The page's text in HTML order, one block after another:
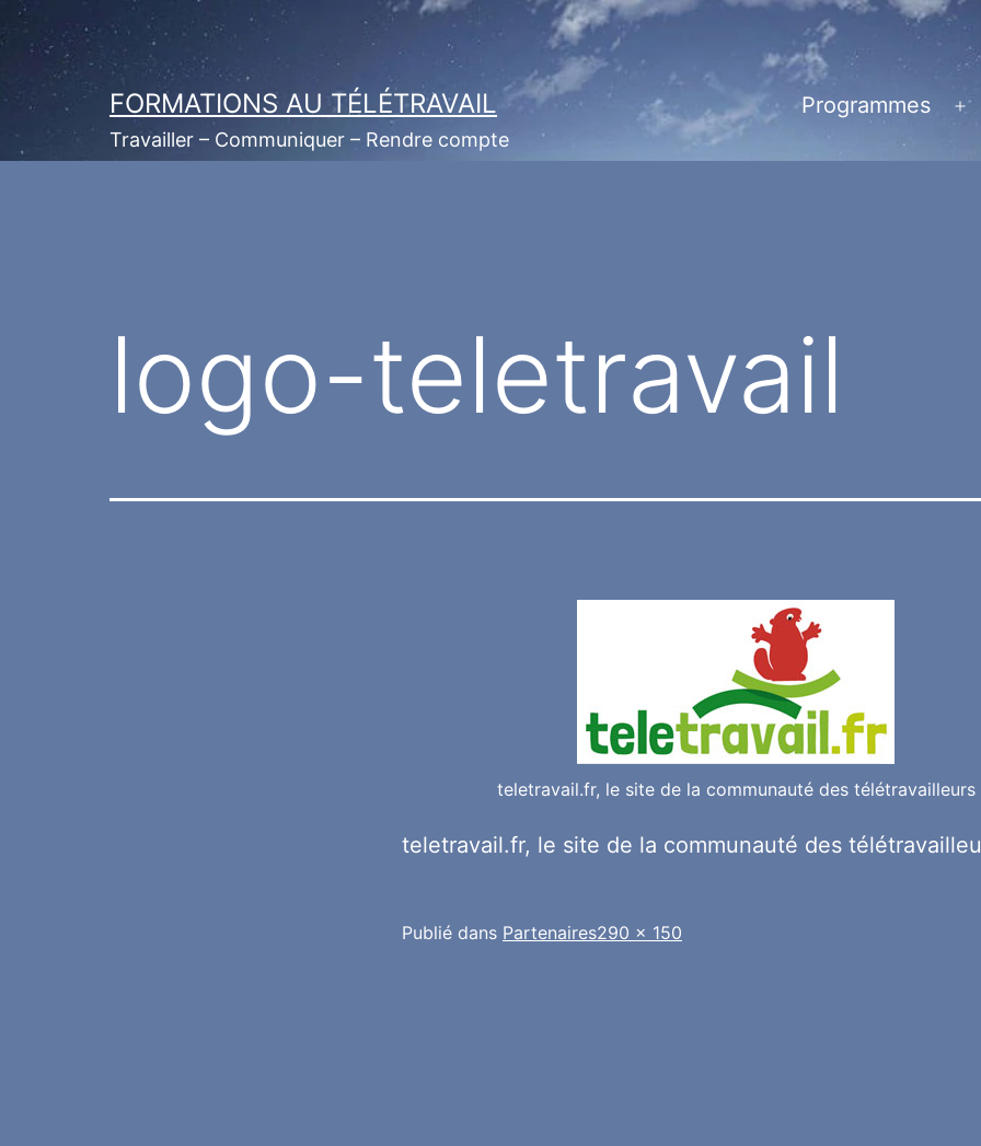
Aller
contenu
FORMATIONS AU TÉLÉTRAVAIL
Travailler – Communiquer – Rendre compte
Programmes
logo-teletravail
teletravail.fr, le site de la communauté des télétravailleurs
teletravail.fr, le site de la communauté des
Publié dans PartenairesTaille
290 × 150